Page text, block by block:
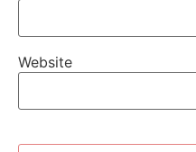
Website